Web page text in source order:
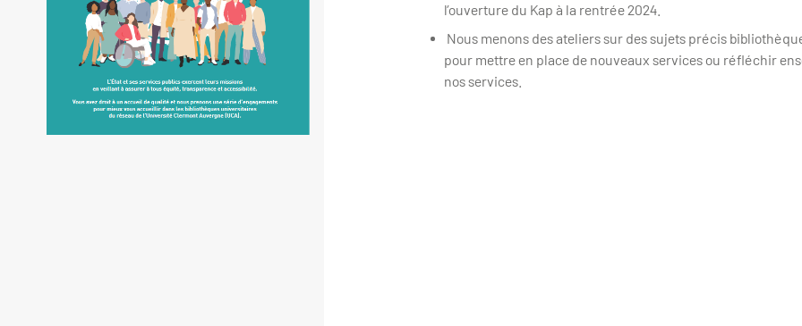
l’ouverture du Kap à la rentrée 2024.
Nous menons des ateliers sur des sujets précis
pour mettre en place de nouveaux services ou réfléchir
nos services.